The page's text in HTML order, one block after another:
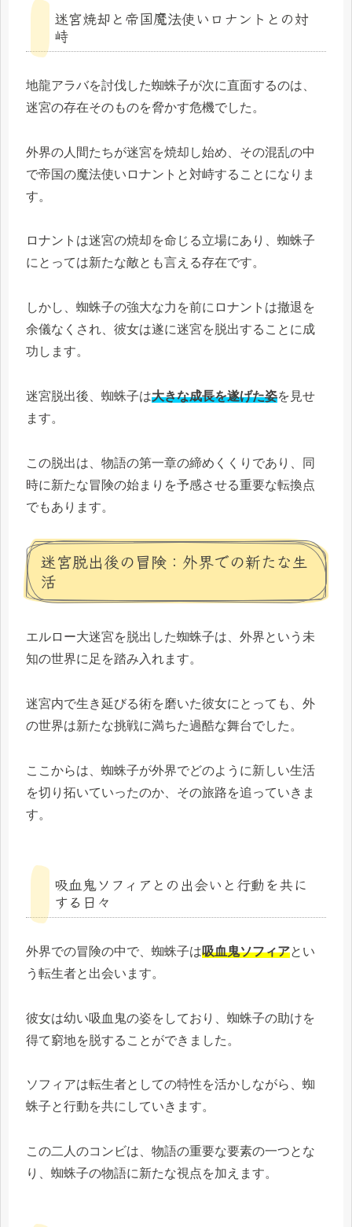
迷宮焼却と帝国魔法使いロナントとの対
峙
地龍アラバを討伐した蜘蛛子が次に直面するのは、
迷宮の存在そのものを脅かす危機でした。
外界の人間たちが迷宮を焼却し始め、その混乱の中
で帝国の魔法使いロナントと対峙することになりま
す。
ロナントは迷宮の焼却を命じる立場にあり、蜘蛛子
にとっては新たな敵とも言える存在です。
しかし、蜘蛛子の強大な力を前にロナントは撤退を
余儀なくされ、彼女は遂に迷宮を脱出することに成
功します。
迷宮脱出後、蜘蛛子は大きな成長を遂げた姿を見せ
ます。
この脱出は、物語の第一章の締めくくりであり、同
時に新たな冒険の始まりを予感させる重要な転換点
でもあります。
迷宮脱出後の冒険：外界での新たな生
活
エルロー大迷宮を脱出した蜘蛛子は、外界という未
知の世界に足を踏み入れます。
迷宮内で生き延びる術を磨いた彼女にとっても、外
の世界は新たな挑戦に満ちた過酷な舞台でした。
ここからは、蜘蛛子が外界でどのように新しい生活
を切り拓いていったのか、その旅路を追っていきま
す。
吸血鬼ソフィアとの出会いと行動を共に
する日々
外界での冒険の中で、蜘蛛子は吸血鬼ソフィアとい
う転生者と出会います。
彼女は幼い吸血鬼の姿をしており、蜘蛛子の助けを
得て窮地を脱することができました。
ソフィアは転生者としての特性を活かしながら、蜘
蛛子と行動を共にしていきます。
この二人のコンビは、物語の重要な要素の一つとな
り、蜘蛛子の物語に新たな視点を加えます。